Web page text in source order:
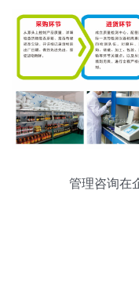
管理咨询在